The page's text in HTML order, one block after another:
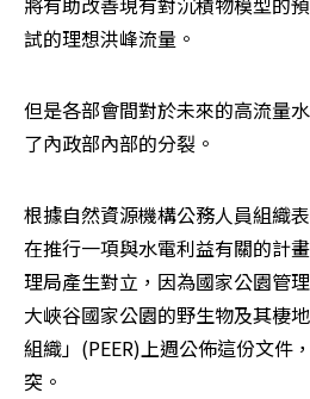
試的理想洪峰流量。
但是各部會間對於未來的高流量
了內政部內部的分裂。
根據自然資源機構公務人員組織
在推行一項與水電利益有關的計
理局產生對立，因為國家公園管
大峽谷國家公園的野生物及其棲
組織」(PEER)上週公佈這份文件
突。